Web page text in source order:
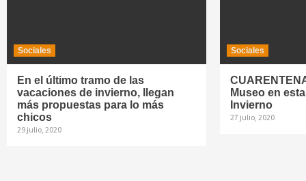
Sociales
En el último tramo de las
vacaciones de invierno, llegan
más propuestas para lo más
chicos
29 julio, 2020
Sociales
Museo en
Invierno
27 julio, 2020